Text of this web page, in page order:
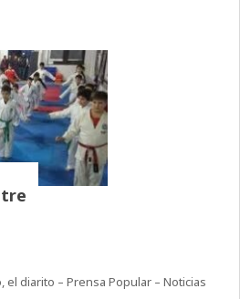
el diarito – Prensa Popular – Noticias